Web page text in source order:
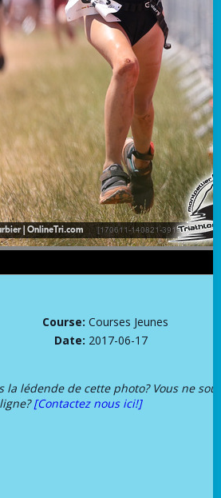
Course: Courses Jeunes
Date: 2017-06-17
la lédende de cette photo? Vous ne
[Contactez nous ici!]